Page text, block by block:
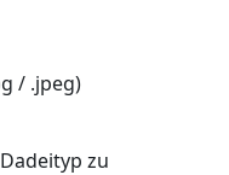
/ .jpeg)
zu